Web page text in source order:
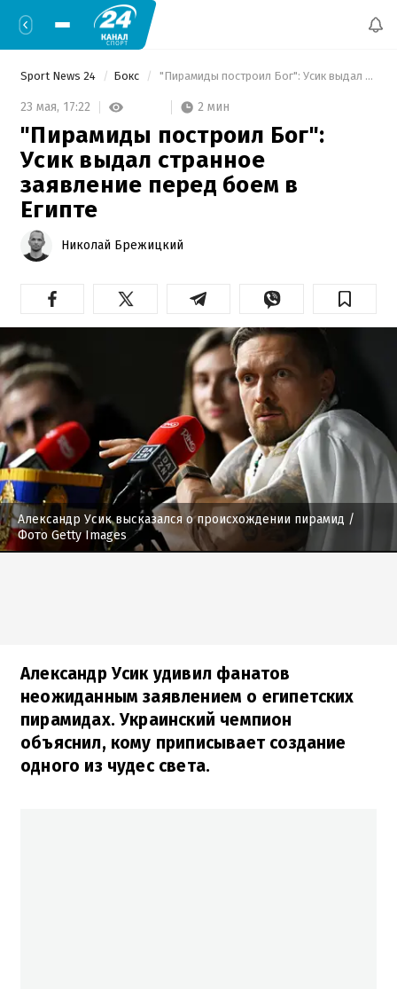
Sport News 24 Бокс "Пирамиды построил Бог": Усик выдал странное заявление перед боем в Египте
23 мая, 17:22 2 мин
"Пирамиды построил Бог":
Усик выдал странное
заявление перед боем в
Египте
Николай Брежицкий
Александр Усик высказался о происхождении пирамид /
Фото Getty Images
Александр Усик удивил фанатов
неожиданным заявлением о египетских
пирамидах. Украинский чемпион
объяснил, кому приписывает создание
одного из чудес света.